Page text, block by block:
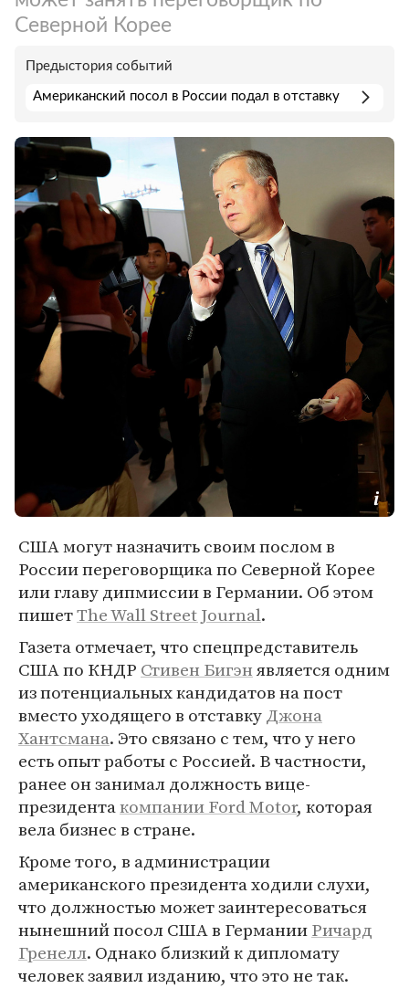
Северной Корее
Предыстория событий
Американский посол в России подал в отставку
США могут назначить своим послом в
России переговорщика по Северной Корее
или главу дипмиссии в Германии. Об этом
пишетThe Wall Street Journal.
Газета отмечает, что спецпредставитель
США по КНДР Стивен Бигэнявляется одним
из потенциальных кандидатов на пост
вместо уходящего в отставкуДжона
Хантсмана. Это связано с тем, что у него
есть опыт работы с Россией. В частности,
ранее он занимал должность вице-
президентакомпании Ford Motor, которая
вела бизнес в стране.
Кроме того, в администрации
американского президента ходили слухи,
что должностью может заинтересоваться
нынешний посол США в ГерманииРичард
Гренелл. Однако близкий к дипломату
человек заявил изданию, что это не так.